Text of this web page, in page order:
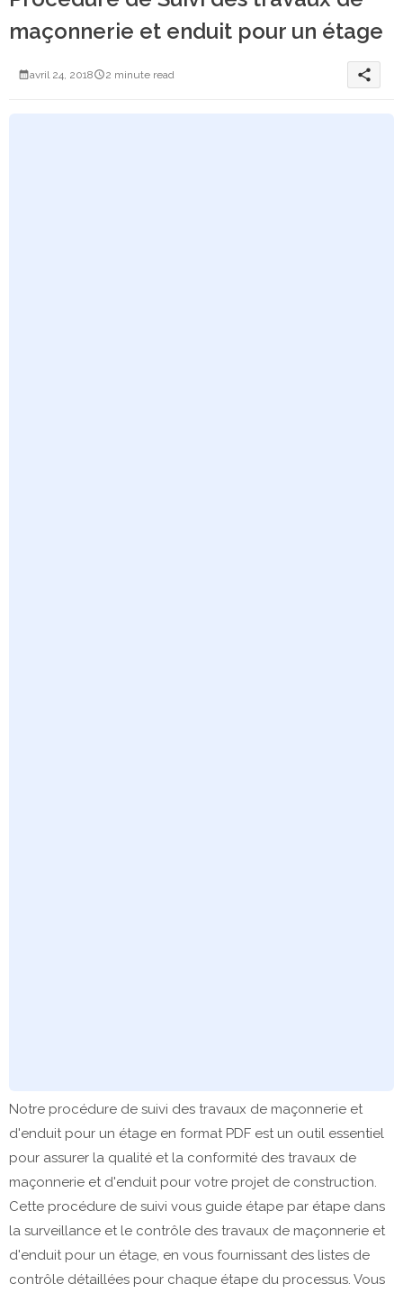
maçonnerie et enduit pour un étage
avril 24, 2018 2 minute read share
Notre procédure de suivi des travaux de maçonnerie et
d'enduit pour un étage en format PDF est un outil essentiel
pour assurer la qualité et la conformité des travaux de
maçonnerie et d'enduit pour votre projet de construction.
Cette procédure de suivi vous guide étape par étape dans
la surveillance et le contrôle des travaux de maçonnerie et
d'enduit pour un étage, en vous fournissant des listes de
contrôle détaillées pour chaque étape du processus. Vous